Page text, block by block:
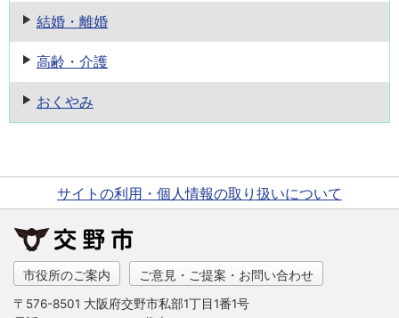
結婚・離婚
高齢・介護
おくやみ
サイトの利用・個人情報の取り扱いについて
市役所のご案内 ご意見・ご提案・お問い合わせ
〒576-8501 大阪府交野市私部1丁目1番1号